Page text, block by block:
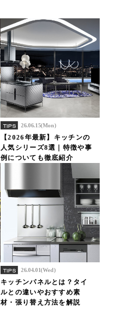
TIPS 26.06.15(Mon)
【2026年最新】キッチンの
人気シリーズ8選｜特徴や事
例についても徹底紹介
TIPS 26.04.01(Wed)
キッチンパネルとは？タイ
ルとの違いやおすすめ素
材・張り替え方法を解説